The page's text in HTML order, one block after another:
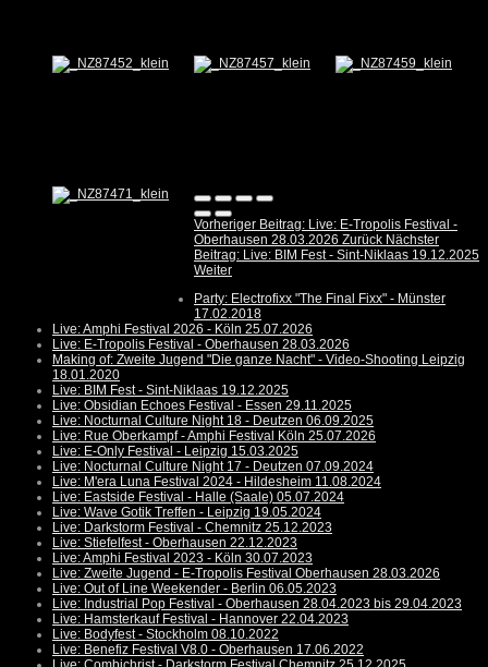
Vorheriger Beitrag: Live: E-Tropolis Festival -
Oberhausen 28.03.2026 Zurück Nächster
Beitrag: Live: BIM Fest - Sint-Niklaas 19.12.2025
Weiter
Party: Electrofixx "The Final Fixx" - Münster
17.02.2018
Live: Amphi Festival 2026 - Köln 25.07.2026
Live: E-Tropolis Festival - Oberhausen 28.03.2026
Making of: Zweite Jugend "Die ganze Nacht" - Video-Shooting Leipzig
18.01.2020
Live: BIM Fest - Sint-Niklaas 19.12.2025
Live: Obsidian Echoes Festival - Essen 29.11.2025
Live: Nocturnal Culture Night 18 - Deutzen 06.09.2025
Live: Rue Oberkampf - Amphi Festival Köln 25.07.2026
Live: E-Only Festival - Leipzig 15.03.2025
Live: Nocturnal Culture Night 17 - Deutzen 07.09.2024
Live: M'era Luna Festival 2024 - Hildesheim 11.08.2024
Live: Eastside Festival - Halle (Saale) 05.07.2024
Live: Wave Gotik Treffen - Leipzig 19.05.2024
Live: Darkstorm Festival - Chemnitz 25.12.2023
Live: Stiefelfest - Oberhausen 22.12.2023
Live: Amphi Festival 2023 - Köln 30.07.2023
Live: Zweite Jugend - E-Tropolis Festival Oberhausen 28.03.2026
Live: Out of Line Weekender - Berlin 06.05.2023
Live: Industrial Pop Festival - Oberhausen 28.04.2023 bis 29.04.2023
Live: Hamsterkauf Festival - Hannover 22.04.2023
Live: Bodyfest - Stockholm 08.10.2022
Live: Benefiz Festival V8.0 - Oberhausen 17.06.2022